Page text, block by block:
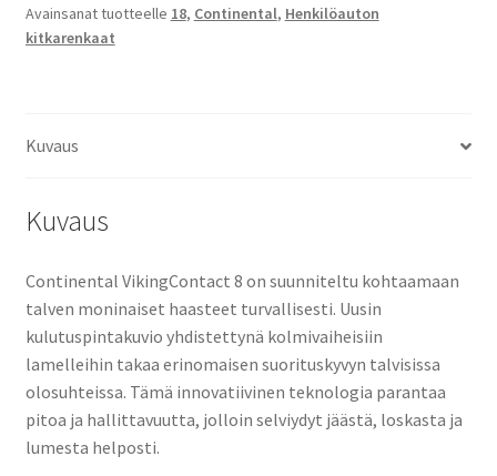
Avainsanat tuotteelle 18, Continental, Henkilöauton
kitkarenkaat
Kuvaus
Kuvaus
Continental VikingContact 8 on suunniteltu kohtaamaan
talven moninaiset haasteet turvallisesti. Uusin
kulutuspintakuvio yhdistettynä kolmivaiheisiin
lamelleihin takaa erinomaisen suorituskyvyn talvisissa
olosuhteissa. Tämä innovatiivinen teknologia parantaa
pitoa ja hallittavuutta, jolloin selviydyt jäästä, loskasta ja
lumesta helposti.